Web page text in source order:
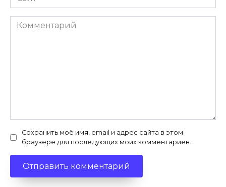
Комментарий
Сохранить моё имя, email и адрес сайта в этом
браузере для последующих моих комментариев.